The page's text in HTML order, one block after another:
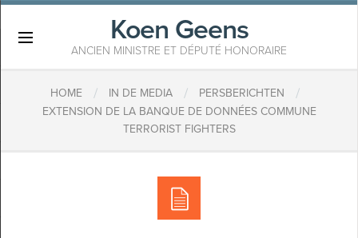
Koen Geens
ANCIEN MINISTRE ET DÉPUTÉ HONORAIRE
HOME / IN DE MEDIA / PERSBERICHTEN /
EXTENSION DE LA BANQUE DE DONNÉES COMMUNE
TERRORIST FIGHTERS